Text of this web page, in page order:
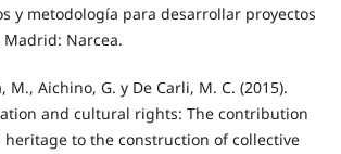
y metodología para desarrollar proyectos
Narcea.
M., Aichino, G. y De Carli, M. C. (2015).
and cultural rights: The contribution
heritage to the construction of collective